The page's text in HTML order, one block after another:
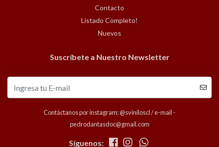
Contacto
Listado Completo!
Nuevos
Suscríbete a Nuestro Newsletter
Contáctanos por instagram: @sviniloscl / e-mail -
pedrodantasdoc@gmail.com
Síguenos: